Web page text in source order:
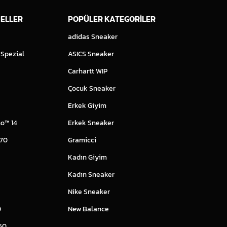
14
POPÜLER KATEGORİLER
adidas Sneaker
ASICS Sneaker
Carhartt WIP
Çocuk Sneaker
Erkek Giyim
Erkek Sneaker
Gramicci
Kadın Giyim
Kadın Sneaker
Nike Sneaker
New Balance